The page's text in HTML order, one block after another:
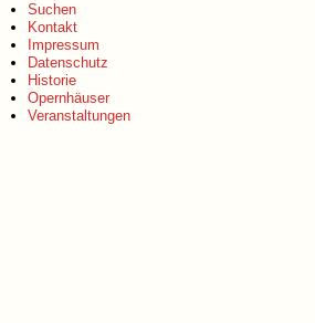
Suchen
Kontakt
Impressum
Datenschutz
Historie
Opernhäuser
Veranstaltungen